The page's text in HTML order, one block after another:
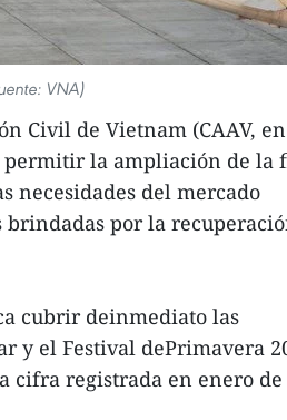
VNA)
Civil de Vietnam (CAAV, en
la ampliación de la
necesidades del mercado
brindadas por la
cubrir deinmediato las
y el Festival dePrimavera
cifra registrada en enero de